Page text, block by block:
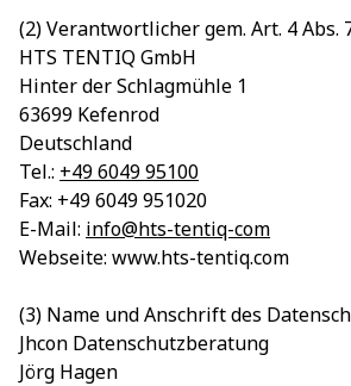
(2) Verantwortlicher gem. Art. 4 Abs.
HTS TENTIQ GmbH
Hinter der Schlagmühle 1
63699 Kefenrod
Deutschland
Tel.: +49 6049 95100
Fax: +49 6049 951020
E-Mail: info@hts-tentiq-com
Webseite: www.hts-tentiq.com
(3) Name und Anschrift des
Jhcon Datenschutzberatung
Jörg Hagen